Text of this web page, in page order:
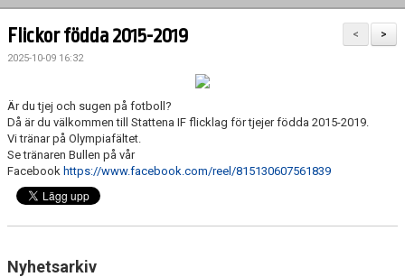
HEM
NYHETER
KALENDER
BÖRJA SPELA
>
<
Flickor födda 2015-2019
2025-10-09 16:32
Är du tjej och sugen på fotboll?
Då är du välkommen till Stattena IF flicklag för tjejer födda 2015-2019.
Vi tränar på Olympiafältet.
Se tränaren Bullen på vår
Facebook https://www.facebook.com/reel/815130607561839
Nyhetsarkiv